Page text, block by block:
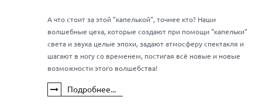
А что стоит за этой "капелькой", точнее кто? Наши
волшебные цеха, которые создают при помощи "капельки"
света и звука целые эпохи, задают атмосферу спектакля и
шагают в ногу со временем, постигая всё новые и новые
возможности этого волшебства!
Подробнее...